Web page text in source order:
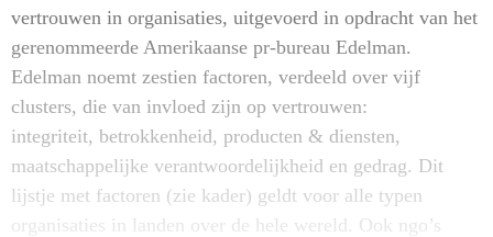
vertrouwen in organisaties, uitgevoerd in opdracht van het
gerenommeerde Amerikaanse pr-bureau Edelman.
Edelman noemt zestien factoren, verdeeld over vijf
clusters, die van invloed zijn op vertrouwen:
integriteit, betrokkenheid, producten & diensten,
maatschappelijke verantwoordelijkheid en gedrag. Dit
lijstje met factoren (zie kader) geldt voor alle typen
organisaties in landen over de hele wereld. Ook ngo’s